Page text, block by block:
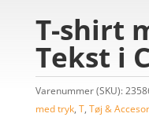
T-shirt
Tekst i
Varenummer (SKU):
med tryk, T, Tøj &